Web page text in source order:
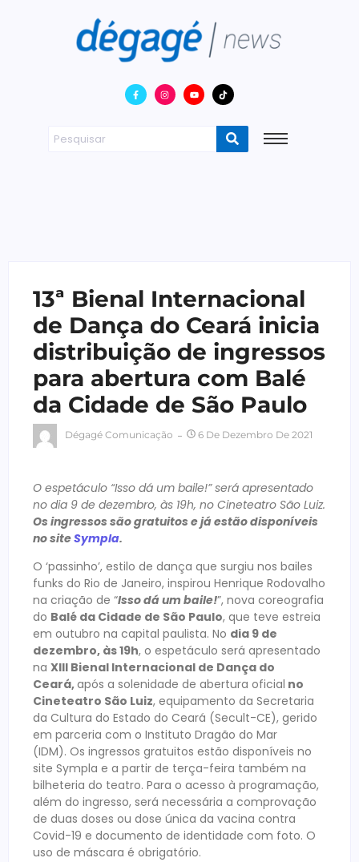
13ª Bienal Internacional
de Dança do Ceará inicia
distribuição de ingressos
para abertura com Balé
da Cidade de São Paulo
Dégagé Comunicação 6 De Dezembro De 2021
O espetáculo “Isso dá um baile!” será apresentado
no dia 9 de dezembro, às 19h, no Cineteatro São Luiz.
Os ingressos são gratuitos e já estão disponíveis
no siteSympla.
O ‘passinho’, estilo de dança que surgiu nos bailes
funks do Rio de Janeiro, inspirou Henrique Rodovalho
na criação de “Isso dá um baile!”, nova coreografia
do Balé da Cidade de São Paulo, que teve estreia
em outubro na capital paulista. No dia 9 de
dezembro, às 19h, o espetáculo será apresentado
na XIII Bienal Internacional de Dança do
Ceará,após a solenidade de abertura oficial no
Cineteatro São Luiz, equipamento da Secretaria
da Cultura do Estado do Ceará (Secult-CE), gerido
em parceria com o Instituto Dragão do Mar
(IDM). Os ingressos gratuitos estão disponíveis no
site Sympla e a partir de terça-feira também na
bilheteria do teatro. Para o acesso à programação,
além do ingresso, será necessária a comprovação
de duas doses ou dose única da vacina contra
Covid-19 e documento de identidade com foto. O
uso de máscara é obrigatório.